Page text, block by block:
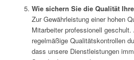
Wie sichern Sie die Qualität
Zur Gewährleistung einer hohen
Mitarbeiter professionell
regelmäßige Qualitätskontrollen
dass unsere Dienstleistungen